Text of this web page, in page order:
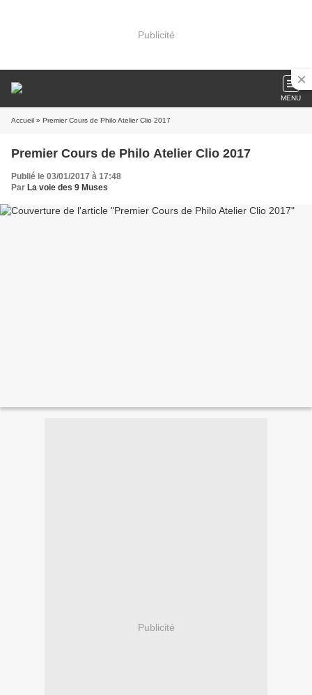
Publicité
MENU
Accueil » Premier Cours de Philo Atelier Clio 2017
Premier Cours de Philo Atelier Clio 2017
Publié le 03/01/2017 à 17:48
Par La voie des 9 Muses
Publicité